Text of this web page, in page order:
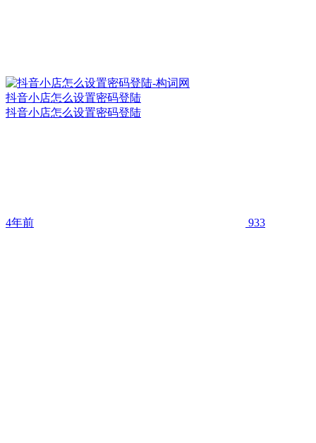
抖音小店怎么设置密码登陆
抖音小店怎么设置密码登陆
4年前 933